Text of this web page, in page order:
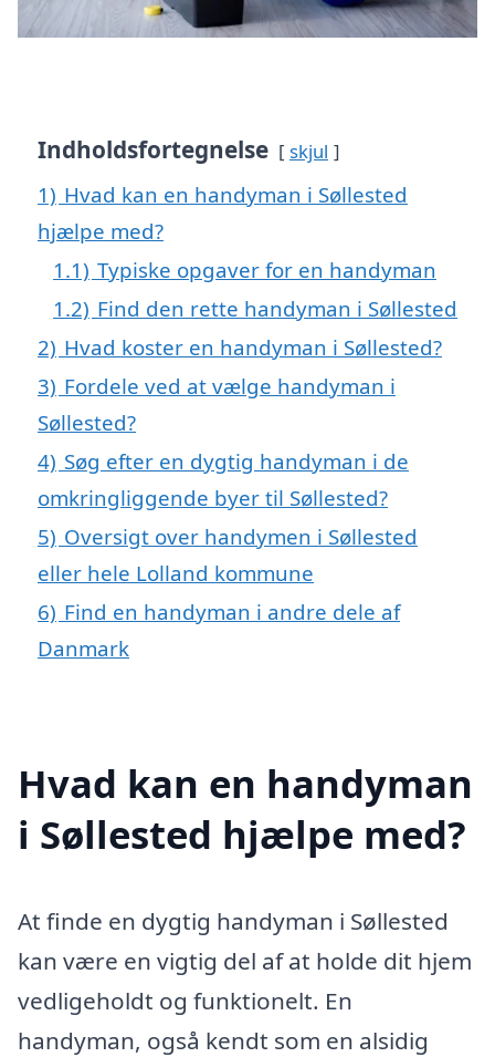
Indholdsfortegnelse skjul
1) Hvad kan en handyman i Søllested
hjælpe med?
1.1) Typiske opgaver for en handyman
1.2) Find den rette handyman i Søllested
2) Hvad koster en handyman i Søllested?
3) Fordele ved at vælge handyman i
Søllested?
4) Søg efter en dygtig handyman i de
omkringliggende byer til Søllested?
5) Oversigt over handymen i Søllested
eller hele Lolland kommune
6) Find en handyman i andre dele af
Danmark
Hvad kan en handyman
i Søllested hjælpe med?
At finde en dygtig handyman i Søllested
kan være en vigtig del af at holde dit hjem
vedligeholdt og funktionelt. En
handyman, også kendt som en alsidig